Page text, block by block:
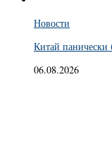
Новости
Китай панически
06.08.2026